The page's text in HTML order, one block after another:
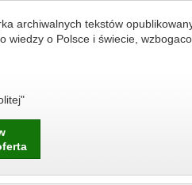
archiwalnych tekstów
wiedzy o Polsce i świecie,